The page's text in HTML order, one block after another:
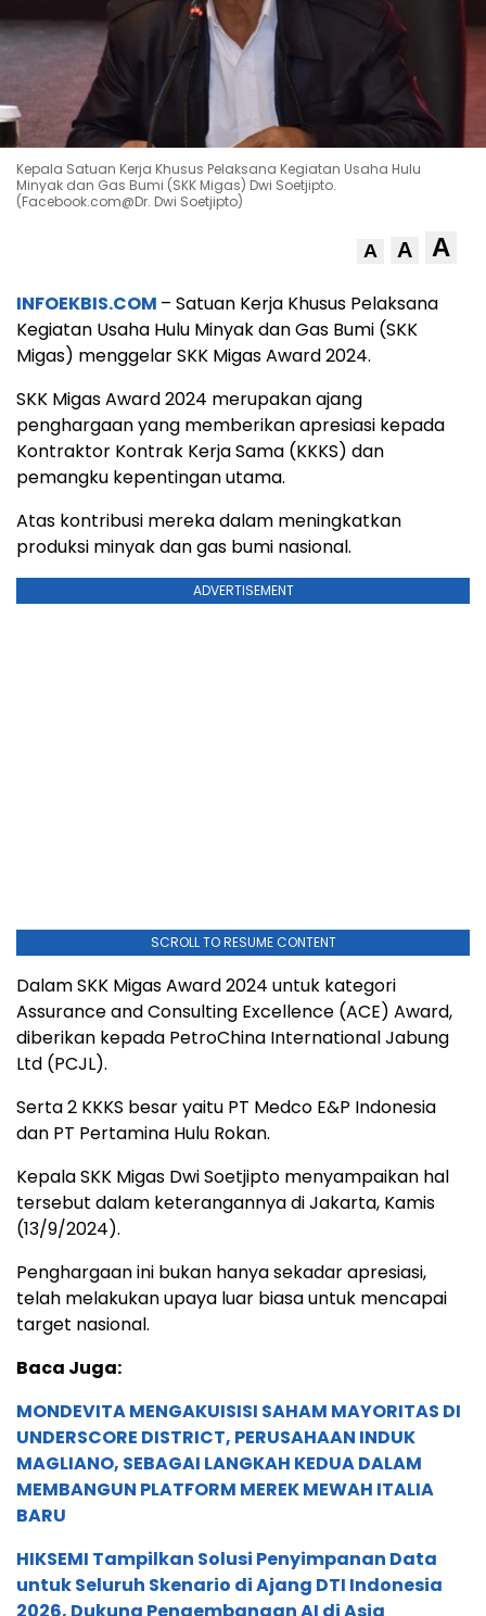
Kepala Satuan Kerja Khusus Pelaksana Kegiatan Usaha Hulu
Minyak dan Gas Bumi (SKK Migas) Dwi Soetjipto.
(Facebook.com@Dr. Dwi Soetjipto)
A A A
INFOEKBIS.COM – Satuan Kerja Khusus Pelaksana
Kegiatan Usaha Hulu Minyak dan Gas Bumi (SKK
Migas) menggelar SKK Migas Award 2024.
SKK Migas Award 2024 merupakan ajang
penghargaan yang memberikan apresiasi kepada
Kontraktor Kontrak Kerja Sama (KKKS) dan
pemangku kepentingan utama.
Atas kontribusi mereka dalam meningkatkan
produksi minyak dan gas bumi nasional.
ADVERTISEMENT
SCROLL TO RESUME CONTENT
Dalam SKK Migas Award 2024 untuk kategori
Assurance and Consulting Excellence (ACE) Award,
diberikan kepada PetroChina International Jabung
Ltd (PCJL).
Serta 2 KKKS besar yaitu PT Medco E&P Indonesia
dan PT Pertamina Hulu Rokan.
Kepala SKK Migas Dwi Soetjipto menyampaikan hal
tersebut dalam keterangannya di Jakarta, Kamis
(13/9/2024).
Penghargaan ini bukan hanya sekadar apresiasi,
telah melakukan upaya luar biasa untuk mencapai
target nasional.
Baca Juga:
MONDEVITA MENGAKUISISI SAHAM MAYORITAS DI
UNDERSCORE DISTRICT, PERUSAHAAN INDUK
MAGLIANO, SEBAGAI LANGKAH KEDUA DALAM
MEMBANGUN PLATFORM MEREK MEWAH ITALIA
BARU
HIKSEMI Tampilkan Solusi Penyimpanan Data
untuk Seluruh Skenario di Ajang DTI Indonesia